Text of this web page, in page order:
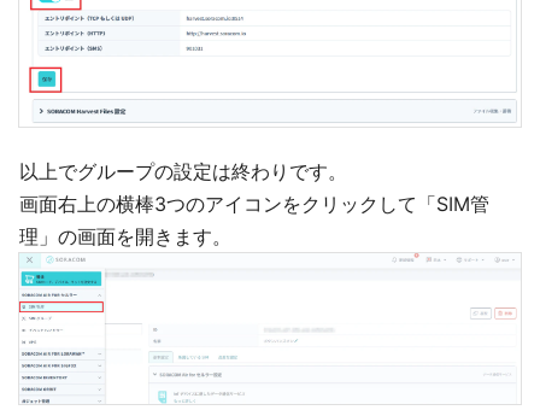
以上でグループの設定は終わりです。
画面右上の横棒3つのアイコンをクリックして「SIM管
理」の画面を開きます。